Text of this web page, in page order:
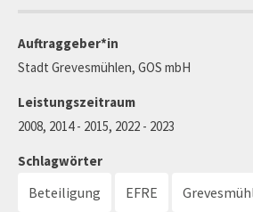
Auftraggeber*in
Stadt Grevesmühlen, GOS mbH
Leistungszeitraum
2008, 2014 - 2015, 2022 - 2023
Schlagwörter
Beteiligung EFRE